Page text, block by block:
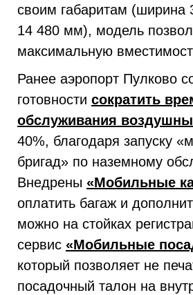
своим габаритам
14 480 мм), модель
максимальную
Ранее аэропорт Пулково
готовности сократить
обслуживания
40%, благодаря запуску
бригад» по наземному
Внедрены «Мобильные
оплатить багаж и
можно на стойках
сервис «Мобильные
который позволяет не
посадочный талон на